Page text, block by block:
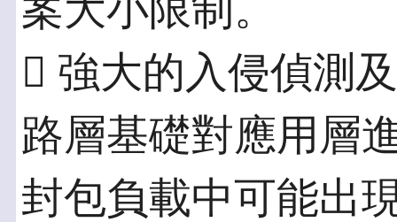
案大小限制。
 強大的入侵偵測
路層基礎對應用層
封包負載中可能出